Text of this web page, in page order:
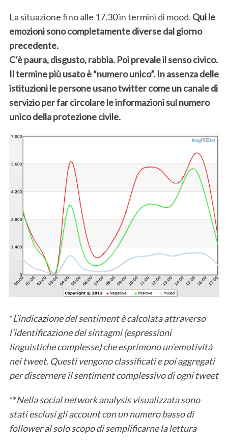
La situazione fino alle 17.30 in termini di mood. Qui le
emozioni sono completamente diverse dal giorno
precedente.
C’è paura, disgusto, rabbia. Poi prevale il senso civico.
Il termine più usato è “numero unico”. In assenza delle
istituzioni le persone usano twitter come un canale di
servizio per far circolare le informazioni sul numero
unico della protezione civile.
*L’indicazione del sentiment è calcolata attraverso
l’identificazione dei sintagmi (espressioni
linguistiche complesse) che esprimono un’emotività
nei tweet. Questi vengono classificati e poi aggregati
per discernere il sentiment complessivo di ogni tweet
**Nella social network analysis visualizzata sono
stati esclusi gli account con un numero basso di
follower al solo scopo di semplificarne la lettura
c
h
f
r
: